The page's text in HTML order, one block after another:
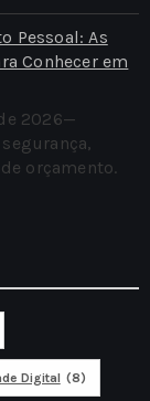
Pessoal: As
Conhecer em
2026—
orçamento.
Digital (8)